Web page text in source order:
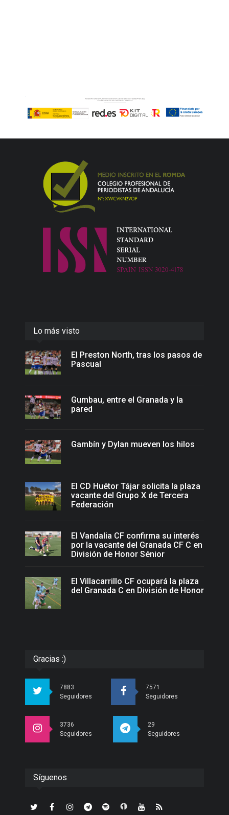
Lo más visto
El Preston North, tras los pasos de
Pascual
Gumbau, entre el Granada y la
pared
Gambín y Dylan mueven los hilos
El CD Huétor Tájar solicita la plaza
vacante del Grupo X de Tercera
Federación
El Vandalia CF confirma su interés
por la vacante del Granada CF C en
División de Honor Sénior
El Villacarrillo CF ocupará la plaza
del Granada C en División de Honor
Gracias :)
7883
Seguidores
7571
Seguidores
3736
Seguidores
29
Seguidores
Síguenos